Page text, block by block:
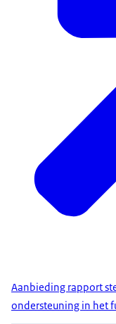
Aanbieding rapport
ondersteuning in het